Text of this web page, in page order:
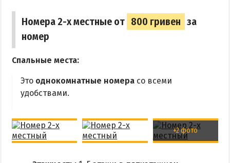
Зоопарк
Виндсерфинг
ДОСТОПРИМЕЧАТЕЛЬНОСТИ
Приморская площадь
Бердянские маяки
Номера 2-х местные от 800 гривен за
номер
Спальные места:
Это однокомнатные номера со всеми
удобствами.
+2 фото